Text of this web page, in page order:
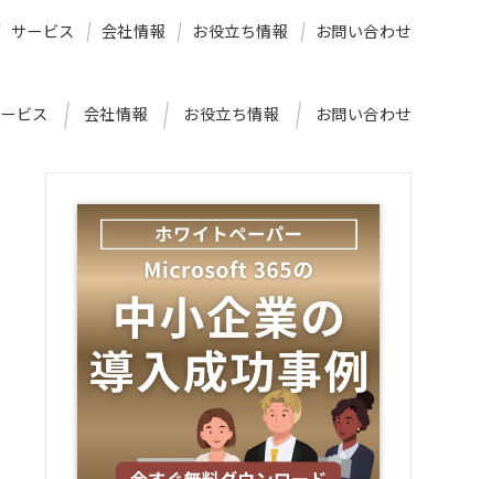
ビス 会社情報 お役立ち情報 お問い合わせ
サービス 会社情報 お役立ち情報 お問い合わせ